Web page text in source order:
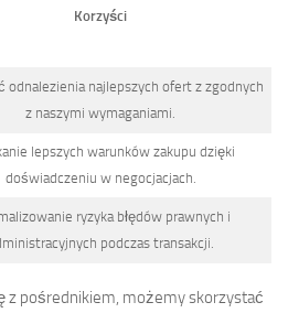
Korzyści
odnalezienia najlepszych ofert z zgodnych
z naszymi wymaganiami.
lepszych warunków zakupu dzięki
doświadczeniu w negocjacjach.
ryzyka błędów prawnych i
podczas transakcji.
z pośrednikiem, możemy skorzystać